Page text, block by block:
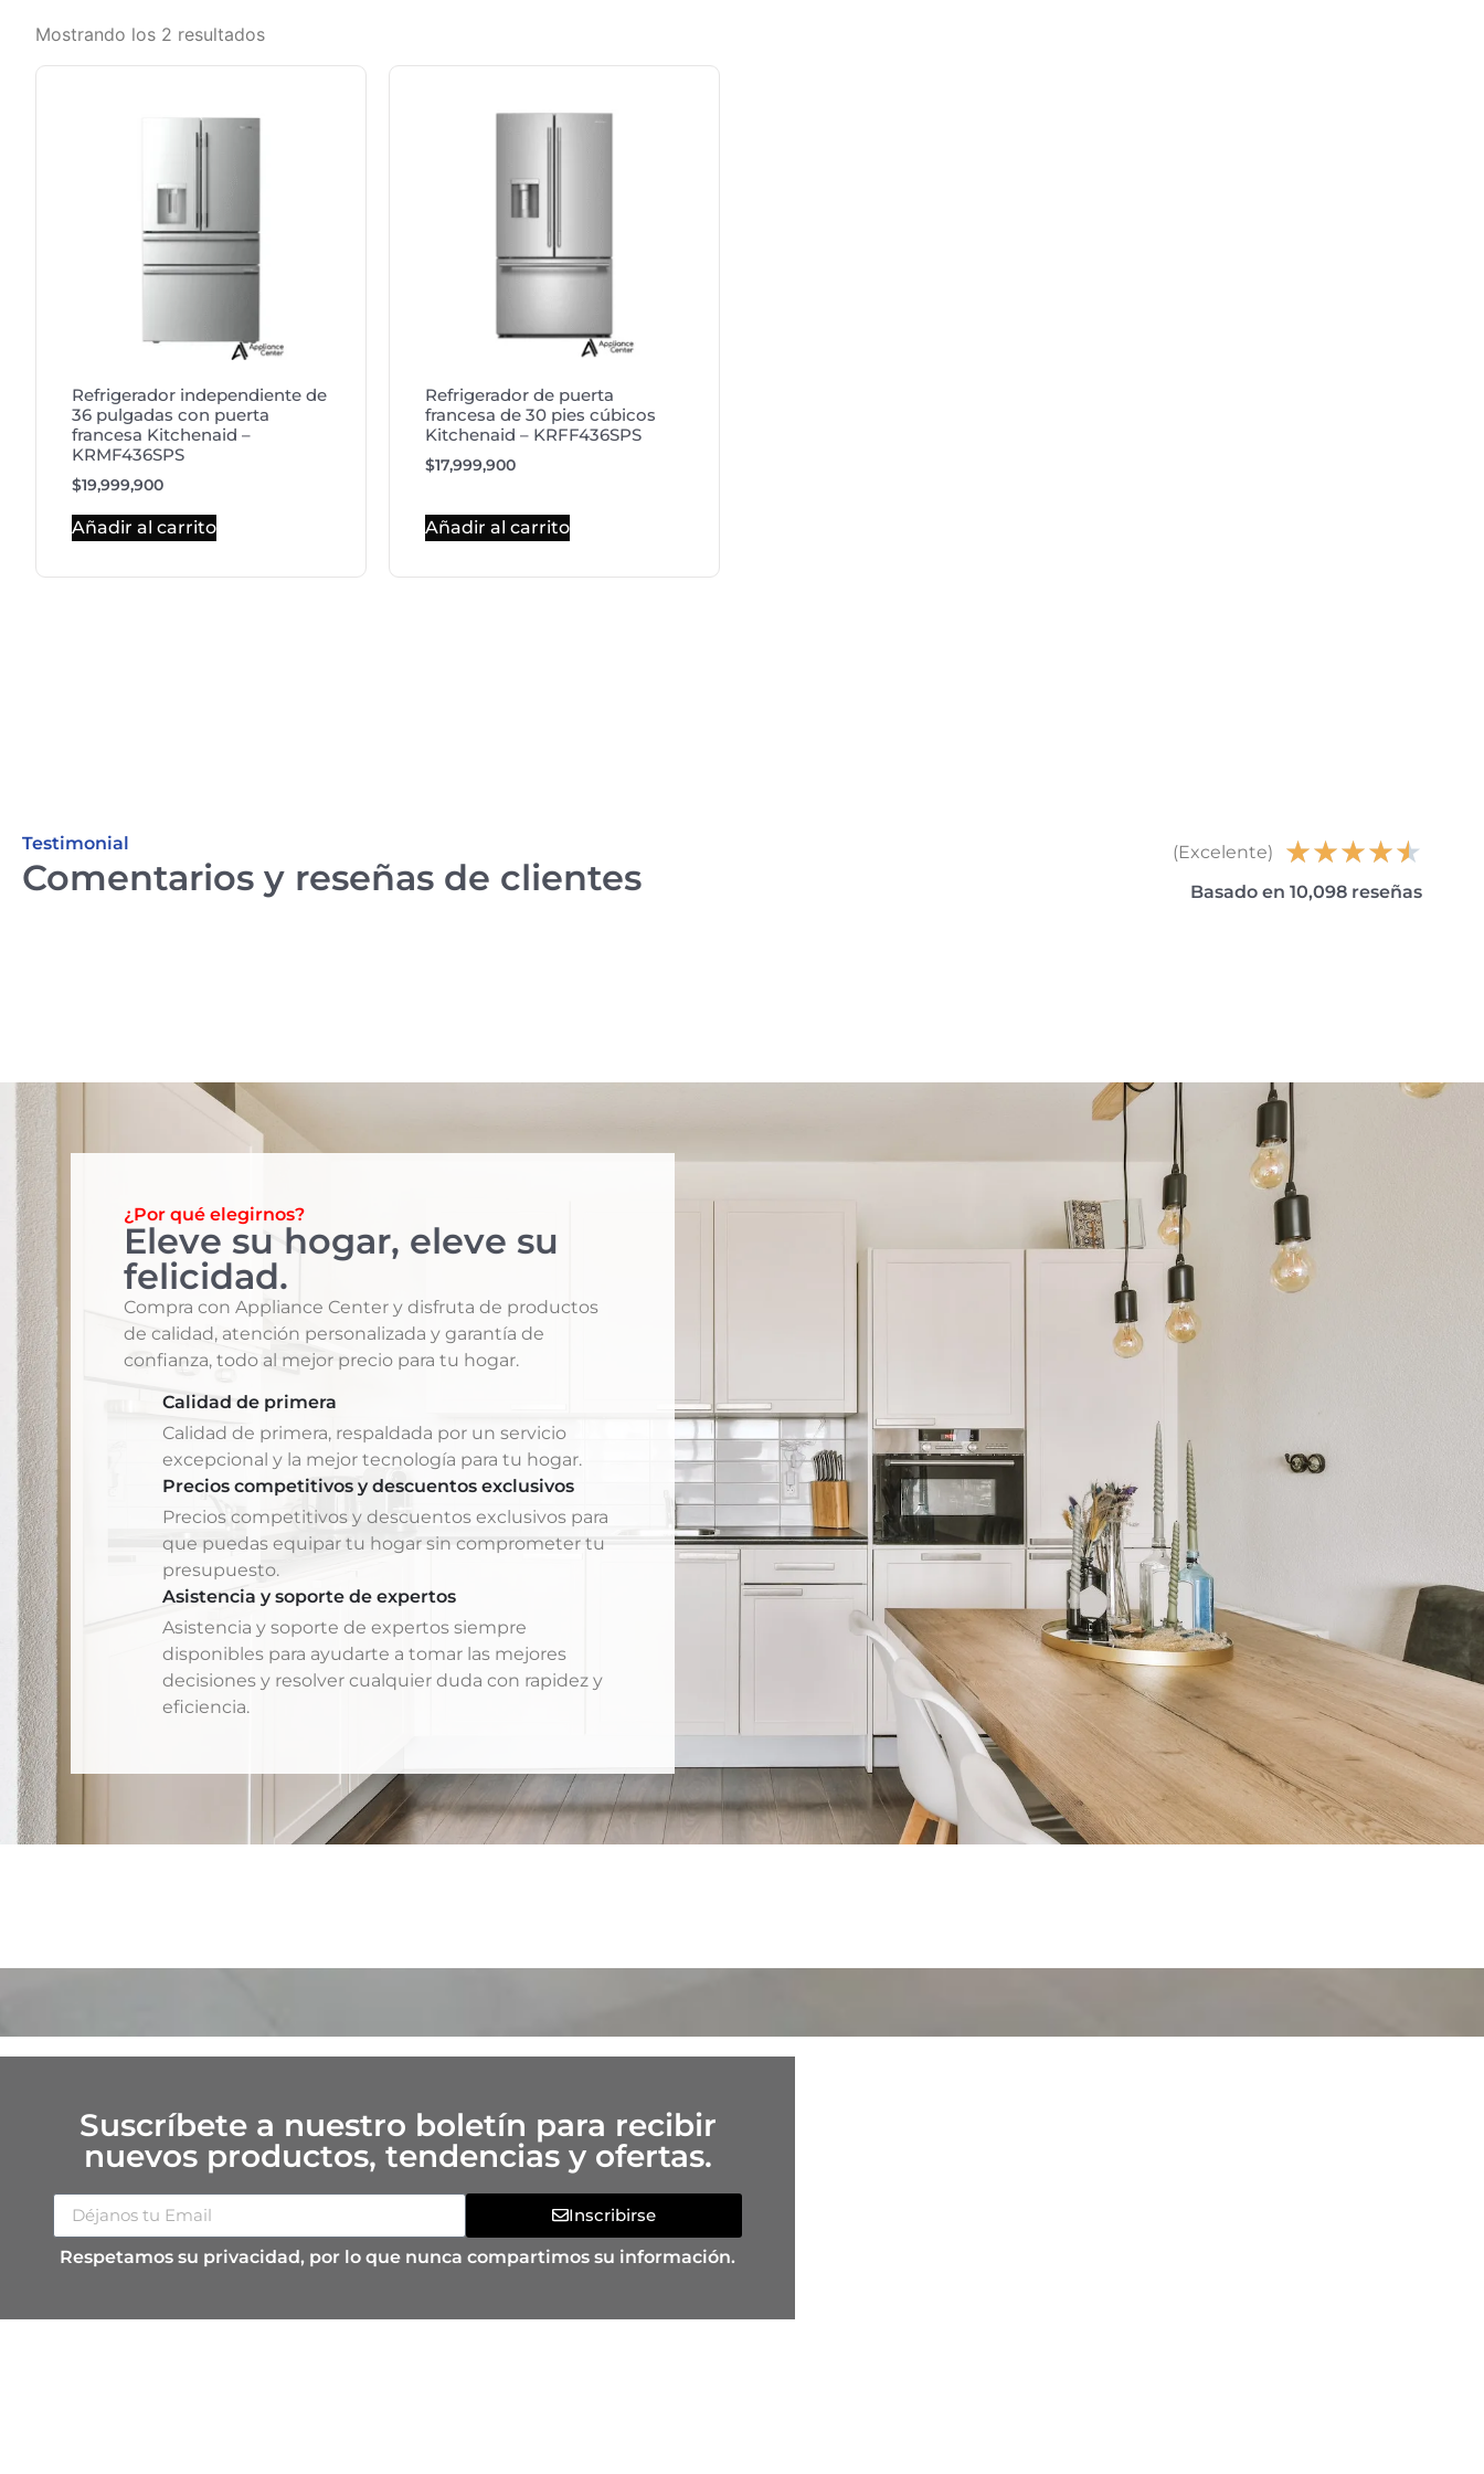
Mostrando los 2 resultados
Refrigerador independiente de
36 pulgadas con puerta
francesa Kitchenaid –
KRMF436SPS
$19,999,900
Añadir al carrito
Refrigerador de puerta
francesa de 30 pies cúbicos
Kitchenaid – KRFF436SPS
$17,999,900
Añadir al carrito
Testimonial
Comentarios y reseñas de clientes
(Excelente) ★★★★★
Basado en 10,098 reseñas
¿Por qué elegirnos?
Eleve su hogar, eleve su
felicidad.
Compra con Appliance Center y disfruta de productos
de calidad, atención personalizada y garantía de
confianza, todo al mejor precio para tu hogar.
Calidad de primera
Calidad de primera, respaldada por un servicio
excepcional y la mejor tecnología para tu hogar.
Precios competitivos y descuentos exclusivos
Precios competitivos y descuentos exclusivos para
que puedas equipar tu hogar sin comprometer tu
presupuesto.
Asistencia y soporte de expertos
Asistencia y soporte de expertos siempre
disponibles para ayudarte a tomar las mejores
decisiones y resolver cualquier duda con rapidez y
eficiencia.
Suscríbete a nuestro boletín para recibir
nuevos productos, tendencias y ofertas.
Inscribirse
Respetamos su privacidad, por lo que nunca compartimos su información.